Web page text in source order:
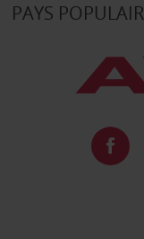
PAYS